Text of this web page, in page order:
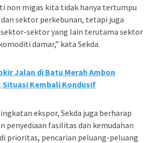
non migas kita tidak hanya tertumpu
sektor perkebunan, tetapi juga
sektor yang lain terutama sektor
damar,” kata Sekda.
Jalan di Batu Merah Ambon
Situasi Kembali Kondusif
ekspor, Sekda juga berharap
penyediaan fasilitas dan kemudahan
prioritas, pencarian peluang-peluang